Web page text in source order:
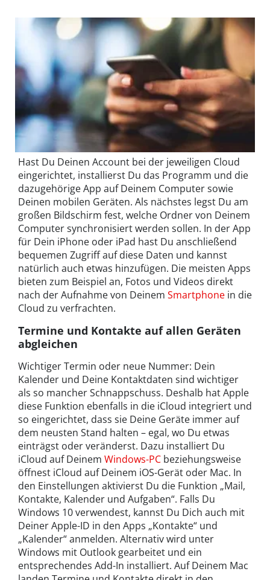
Hast Du Deinen Account bei der jeweiligen Cloud
eingerichtet, installierst Du das Programm und die
dazugehörige App auf Deinem Computer sowie
Deinen mobilen Geräten. Als nächstes legst Du am
großen Bildschirm fest, welche Ordner von Deinem
Computer synchronisiert werden sollen. In der App
für Dein iPhone oder iPad hast Du anschließend
bequemen Zugriff auf diese Daten und kannst
natürlich auch etwas hinzufügen. Die meisten Apps
bieten zum Beispiel an, Fotos und Videos direkt
nach der Aufnahme von Deinem Smartphone in die
Cloud zu verfrachten.
Termine und Kontakte auf allen Geräten
abgleichen
Wichtiger Termin oder neue Nummer: Dein
Kalender und Deine Kontaktdaten sind wichtiger
als so mancher Schnappschuss. Deshalb hat Apple
diese Funktion ebenfalls in die iCloud integriert und
so eingerichtet, dass sie Deine Geräte immer auf
dem neusten Stand halten – egal, wo Du etwas
einträgst oder veränderst. Dazu installiert Du
iCloud auf Deinem Windows-PC beziehungsweise
öffnest iCloud auf Deinem iOS-Gerät oder Mac. In
den Einstellungen aktivierst Du die Funktion „Mail,
Kontakte, Kalender und Aufgaben“. Falls Du
Windows 10 verwendest, kannst Du Dich auch mit
Deiner Apple-ID in den Apps „Kontakte“ und
„Kalender“ anmelden. Alternativ wird unter
Windows mit Outlook gearbeitet und ein
entsprechendes Add-In installiert. Auf Deinem Mac